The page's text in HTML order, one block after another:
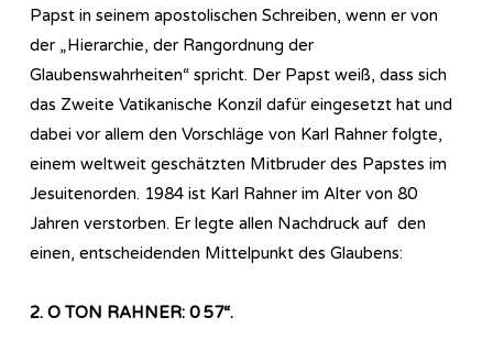
Papst in seinem apostolischen Schreiben, wenn er von
der „Hierarchie, der Rangordnung der
Glaubenswahrheiten“ spricht. Der Papst weiß, dass sich
das Zweite Vatikanische Konzil dafür eingesetzt hat und
dabei vor allem den Vorschläge von Karl Rahner folgte,
einem weltweit geschätzten Mitbruder des Papstes im
Jesuitenorden. 1984 ist Karl Rahner im Alter von 80
Jahren verstorben. Er legte allen Nachdruck auf den
einen, entscheidenden Mittelpunkt des Glaubens:
2. O TON RAHNER: 0 57“.